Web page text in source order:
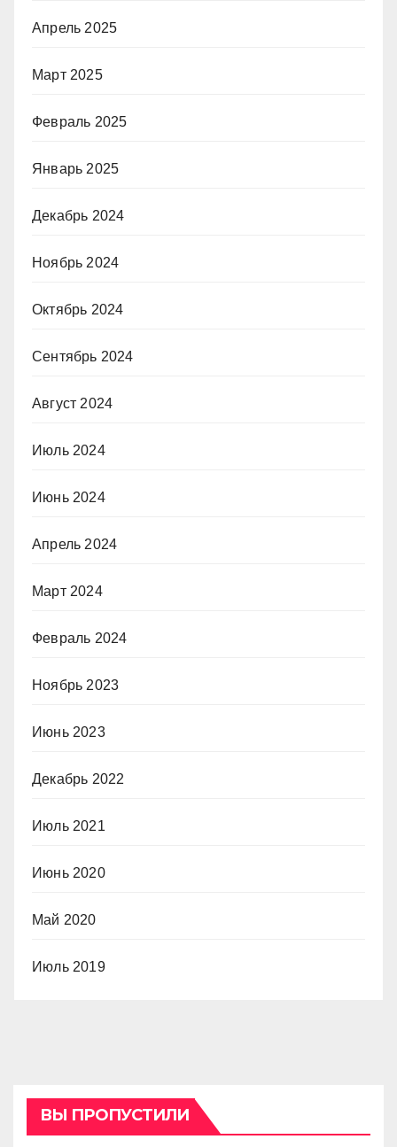
Апрель 2025
Март 2025
Февраль 2025
Январь 2025
Декабрь 2024
Ноябрь 2024
Октябрь 2024
Сентябрь 2024
Август 2024
Июль 2024
Июнь 2024
Апрель 2024
Март 2024
Февраль 2024
Ноябрь 2023
Июнь 2023
Декабрь 2022
Июль 2021
Июнь 2020
Май 2020
Июль 2019
ВЫ ПРОПУСТИЛИ